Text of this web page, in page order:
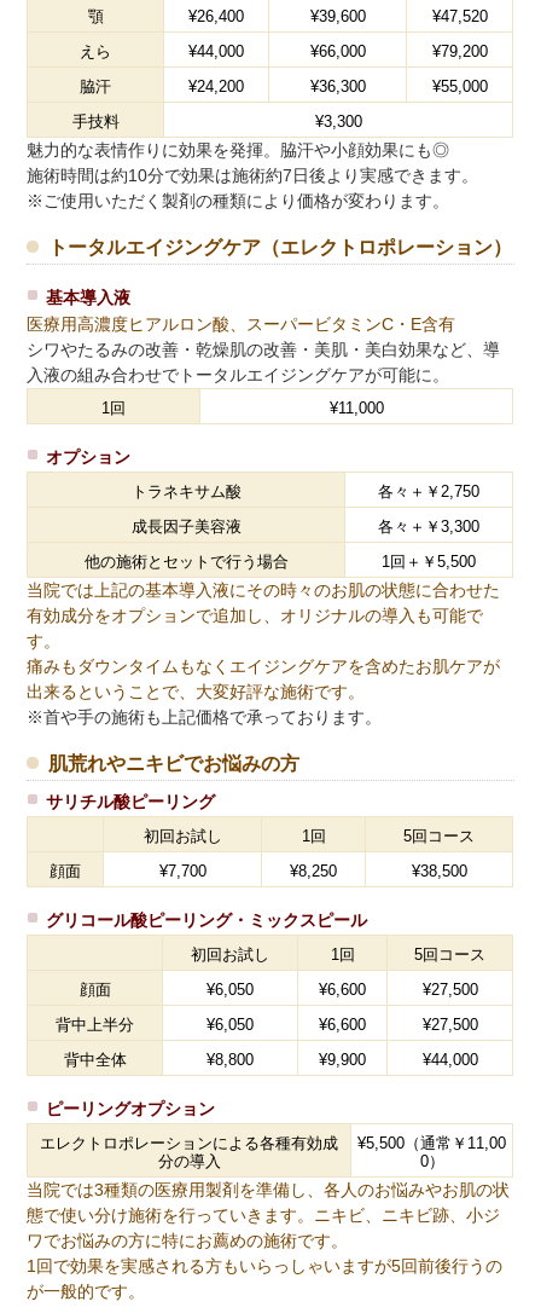
顎 ¥26,400 ¥39,600
¥47,520
えら
¥44,000 ¥66,000
¥79,200
脇汗
¥24,200 ¥36,300
¥55,000
手技料
¥3,300
魅力的な表情作りに効果を発揮。脇汗や小顔効果にも◎
施術時間は約10分で効果は施術約7日後より実感できます。
※ご使用いただく製剤の種類により価格が変わります。
トータルエイジングケア（エレクトロポレーション）
基本導入液
医療用高濃度ヒアルロン酸、スーパービタミンC・E含有
シワやたるみの改善・乾燥肌の改善・美肌・美白効果など、導
入液の組み合わせでトータルエイジングケアが可能に。
1回 ¥11,000
オプション
トラネキサム酸
各々＋￥2,750
成長因子美容液
各々＋￥3,300
他の施術とセットで行う場合
1回＋￥5,500
当院では上記の基本導入液にその時々のお肌の状態に合わせた
有効成分をオプションで追加し、オリジナルの導入も可能で
す。
痛みもダウンタイムもなくエイジングケアを含めたお肌ケアが
出来るということで、大変好評な施術です。
※首や手の施術も上記価格で承っております。
肌荒れやニキビでお悩みの方
サリチル酸ピーリング
初回お試し 1回
5回コース
顔面
¥7,700 ¥8,250 ¥38,500
グリコール酸ピーリング・ミックスピール
初回お試し 1回
5回コース
顔面
¥6,050 ¥6,600
¥27,500
背中上半分
¥6,050 ¥6,600
¥27,500
背中全体
¥8,800 ¥9,900 ¥44,000
ピーリングオプション
エレクトロポレーションによる各種有効成
分の導入
¥5,500（通常￥11,00
0）
当院では3種類の医療用製剤を準備し、各人のお悩みやお肌の状
態で使い分け施術を行っていきます。ニキビ、ニキビ跡、小ジ
ワでお悩みの方に特にお薦めの施術です。
1回で効果を実感される方もいらっしゃいますが5回前後行うの
が一般的です。